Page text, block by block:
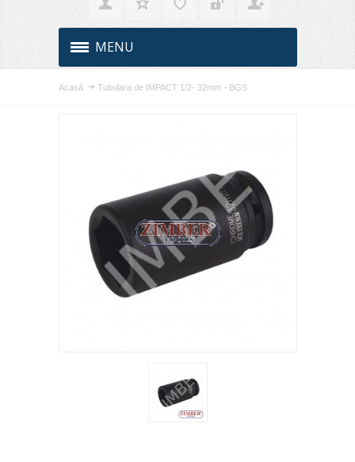
MENU
Acasă Tubulara de IMPACT 1/2- 32mm - BGS